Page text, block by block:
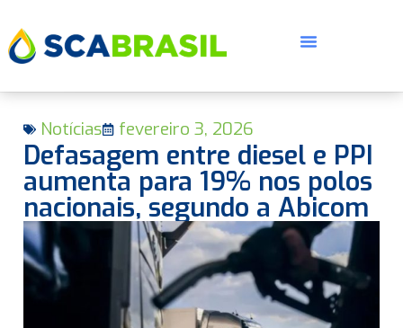
Notícias fevereiro 3, 2026
Defasagem entre diesel e PPI
aumenta para 19% nos polos
nacionais, segundo a Abicom